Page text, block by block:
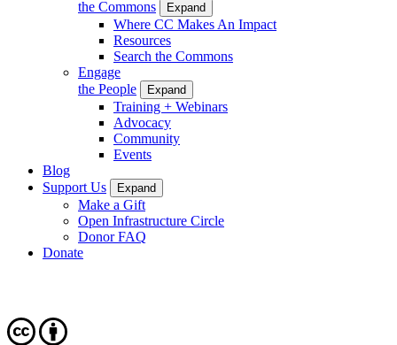
the Commons
Expand
Where CC Makes An Impact
Resources
Search the Commons
Engage
the People
Expand
Training + Webinars
Advocacy
Community
Events
Blog
Support Us
Expand
Make a Gift
Open Infrastructure Circle
Donor FAQ
Donate